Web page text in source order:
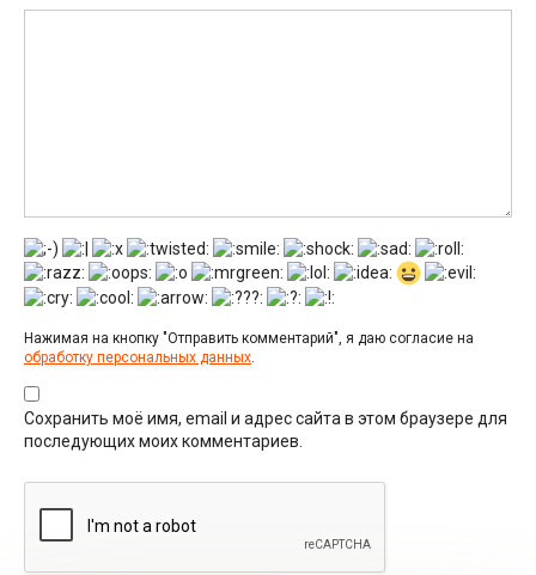
Нажимая на кнопку "Отправить комментарий", я даю согласие на
обработку персональных данных.
Сохранить моё имя, email и адрес сайта в этом браузере для
последующих моих комментариев.